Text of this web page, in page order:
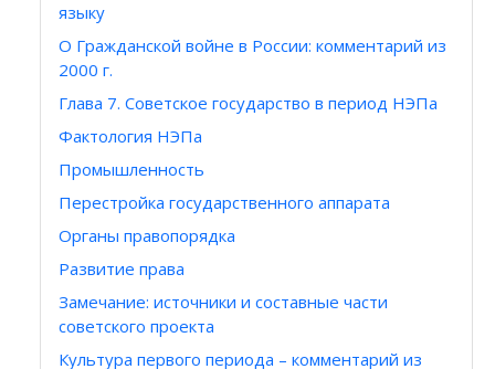
языку
О Гражданской войне в России: комментарий из
2000 г.
Глава 7. Советское государство в период НЭПа
Фактология НЭПа
Промышленность
Перестройка государственного аппарата
Органы правопорядка
Развитие права
Замечание: источники и составные части
советского проекта
Культура первого периода – комментарий из